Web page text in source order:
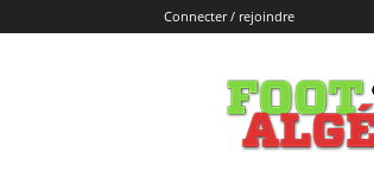
Connecter / rejoindre